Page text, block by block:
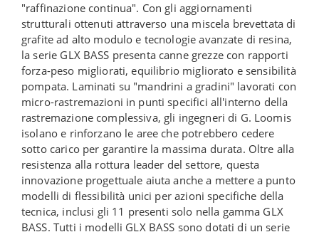
"raffinazione continua". Con gli aggiornamenti
strutturali ottenuti attraverso una miscela brevettata di
grafite ad alto modulo e tecnologie avanzate di resina,
la serie GLX BASS presenta canne grezze con rapporti
forza-peso migliorati, equilibrio migliorato e sensibilità
pompata. Laminati su "mandrini a gradini" lavorati con
micro-rastremazioni in punti specifici all'interno della
rastremazione complessiva, gli ingegneri di G. Loomis
isolano e rinforzano le aree che potrebbero cedere
sotto carico per garantire la massima durata. Oltre alla
resistenza alla rottura leader del settore, questa
innovazione progettuale aiuta anche a mettere a punto
modelli di flessibilità unici per azioni specifiche della
tecnica, inclusi gli 11 presenti solo nella gamma GLX
BASS. Tutti i modelli GLX BASS sono dotati di un serie